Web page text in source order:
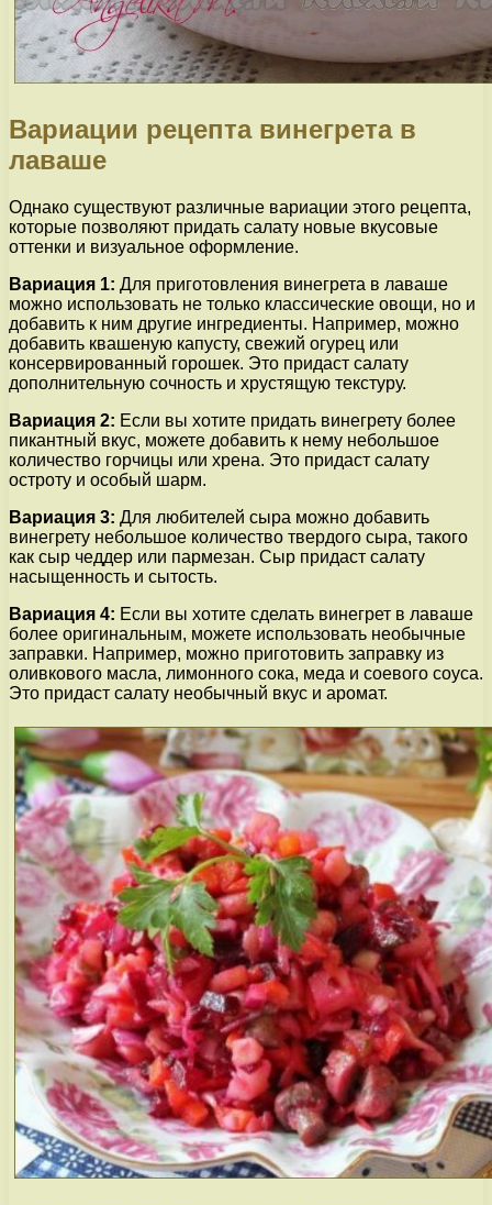
Вариации рецепта винегрета в
лаваше
Однако существуют различные вариации этого рецепта,
которые позволяют придать салату новые вкусовые
оттенки и визуальное оформление.
Вариация 1: Для приготовления винегрета в лаваше
можно использовать не только классические овощи, но и
добавить к ним другие ингредиенты. Например, можно
добавить квашеную капусту, свежий огурец или
консервированный горошек. Это придаст салату
дополнительную сочность и хрустящую текстуру.
Вариация 2: Если вы хотите придать винегрету более
пикантный вкус, можете добавить к нему небольшое
количество горчицы или хрена. Это придаст салату
остроту и особый шарм.
Вариация 3: Для любителей сыра можно добавить
винегрету небольшое количество твердого сыра, такого
как сыр чеддер или пармезан. Сыр придаст салату
насыщенность и сытость.
Вариация 4: Если вы хотите сделать винегрет в лаваше
более оригинальным, можете использовать необычные
заправки. Например, можно приготовить заправку из
оливкового масла, лимонного сока, меда и соевого соуса.
Это придаст салату необычный вкус и аромат.